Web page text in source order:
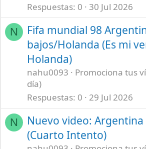
Respuestas 0 30 Jul 2026
N
Fifa mundial 98
bajos/Holanda (Es mi
Holanda)
nahu0093
Promociona tus
día)
Respuestas 0 29 Jul 2026
N
Nuevo video: Argentina
(Cuarto Intento)